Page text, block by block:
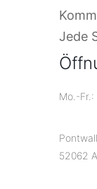
Jede
Mo.-Fr.:
52062